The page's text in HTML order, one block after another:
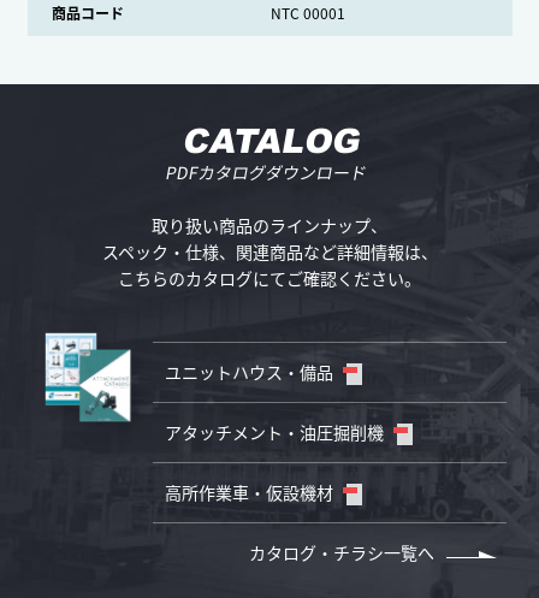
商品コード NTC 00001
CATALOG
PDFカタログダウンロード
取り扱い商品のラインナップ、
スペック・仕様、 関連商品など詳細情報は、
こちらのカタログにてご確認ください。
ユニットハウス・備品
アタッチメント・油圧掘削機
高所作業車・仮設機材
カタログ・チラシ一覧へ